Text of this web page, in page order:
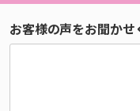
お客様の声をお聞かせ